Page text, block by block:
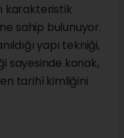
karakteristik
sahip bulunuyor.
yapı tekniği,
sayesinde konak,
tarihî kimliğini